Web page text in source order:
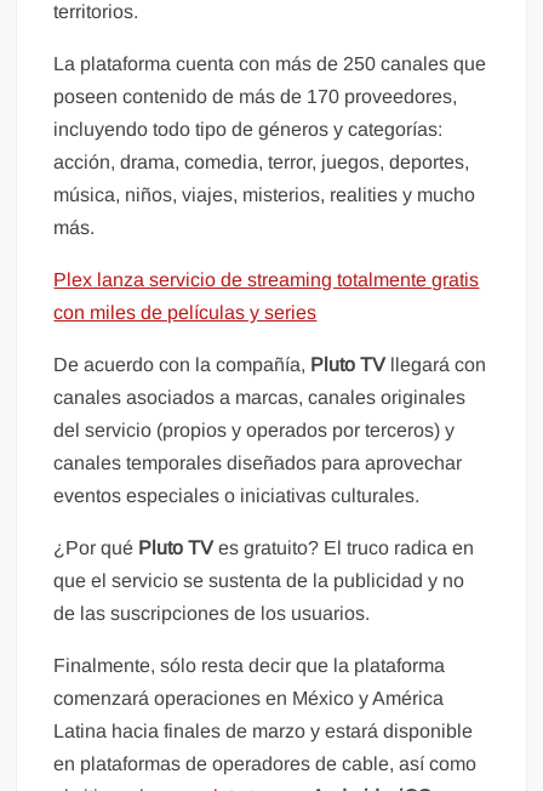
territorios.
La plataforma cuenta con más de 250 canales que
poseen contenido de más de 170 proveedores,
incluyendo todo tipo de géneros y categorías:
acción, drama, comedia, terror, juegos, deportes,
música, niños, viajes, misterios, realities y mucho
más.
Plex lanza servicio de streaming totalmente gratis
con miles de películas y series
De acuerdo con la compañía, Pluto TVllegará con
canales asociados a marcas, canales originales
del servicio (propios y operados por terceros) y
canales temporales diseñados para aprovechar
eventos especiales o iniciativas culturales.
¿Por qué Pluto TVes gratuito? El truco radica en
que el servicio se sustenta de la publicidad y no
de las suscripciones de los usuarios.
Finalmente, sólo resta decir que la plataforma
comenzará operaciones en México y América
Latina hacia finales de marzo y estará disponible
en plataformas de operadores de cable, así como